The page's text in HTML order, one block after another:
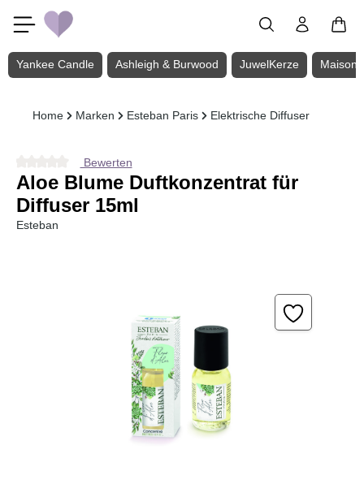
Zum Hauptinhalt springen
Yankee Candle Ashleigh & Burwood JuwelKerze Maison
Home Marken Esteban Paris Elektrische Diffuser
Durchschnittliche Bewertung von 0 von 5 Sternen
Bewerten
Aloe Blume Duftkonzentrat für
Diffuser 15ml
Esteban